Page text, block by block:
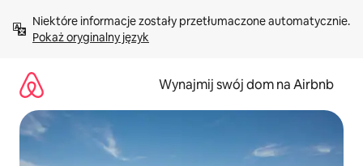
treści Pokaż oryginalny język
Wynajmij swój dom na Airbnb